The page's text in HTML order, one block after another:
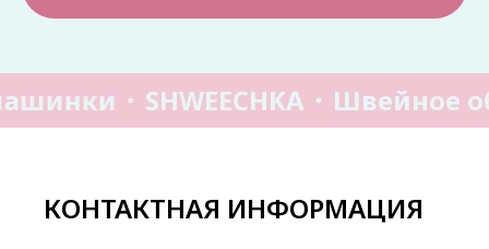
SHWEECHKA Швейное
КОНТАКТНАЯ ИНФОРМАЦИЯ